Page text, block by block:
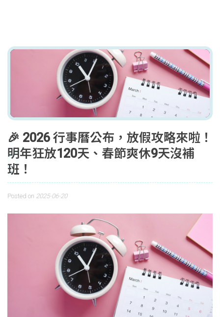
🎉 2026 行事曆公布，放假攻略來啦！
明年狂放120天、春節爽休9天沒補
班！
Posted on 2025-06-20